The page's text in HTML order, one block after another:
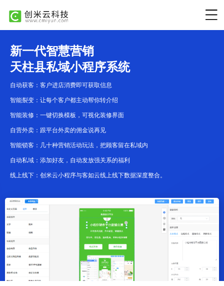
新一代智慧营销
天柱县私域小程序系统
自动获客：客户进店消费即可获取信息
智能裂变：让每个客户都主动帮你转介绍
智能装修：一键切换模板，可视化装修界面
自营外卖：跟平台外卖的佣金说再见
智能锁客：几十种营销活动玩法，把顾客留在私域内
自动私域：添加好友，自动发放强关系的福利
线上线下：创米云小程序与客如云线上线下数据深度整合。